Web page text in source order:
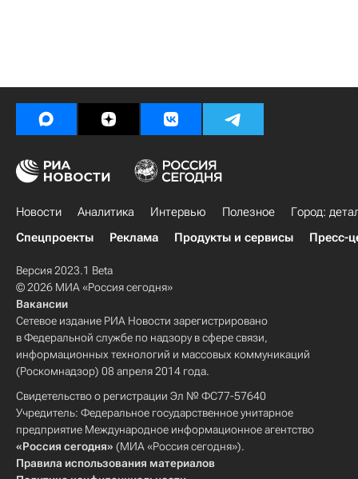
Новости Аналитика Интервью Полезное
Город:
Спецпроекты
Реклама Продукты и сервисы Пресс-
Версия 2023.1 Beta
© 2026 МИА «Россия сегодня»
Вакансии
Сетевое издание РИА Новости зарегистрировано
в Федеральной службе по надзору в сфере связи,
информационных технологий и массовых коммуникаций
(Роскомнадзор) 08 апреля 2014 года.
Свидетельство о регистрации Эл № ФС77-57640
Учредитель: Федеральное государственное унитарное
предприятие Международное информационное агентство
«Россия сегодня» (МИА «Россия сегодня»).
Правила использования материалов